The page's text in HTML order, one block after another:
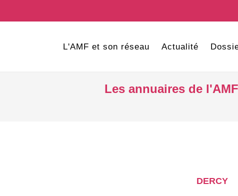
L'AMF et son réseau Actualité
Les annuaires de l'AMF
DERCY